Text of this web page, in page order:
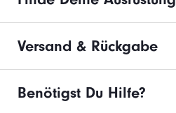
Versand & Rückgabe
Benötigst Du Hilfe?